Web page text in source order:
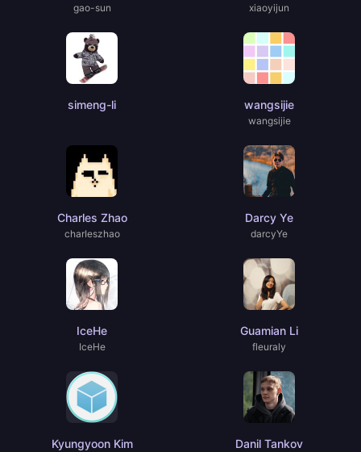
gao-sun xiaoyijun
simeng-li wangsijie
wangsijie
Charles Zhao
charIeszhao
Darcy Ye
darcyYe
IceHe
IceHe
Guamian Li
fleuraly
Kyungyoon Kim Danil Tankov